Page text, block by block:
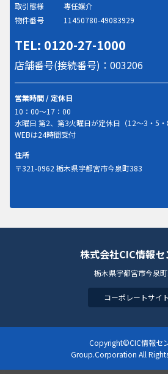
取引態様
専任媒介
物件番号
11450780-49083929
TEL: 0120-27-1000
店舗番号(接続番号)：003206
営業時間 / 定休日
10：00～17：00
水曜日 第2、第3火曜日が定休日（12～3・5・
WEBは24時間受付
住所
〒321-0962 栃木県宇都宮市今泉町383
株式会社CIC情報セ
栃木県宇都宮市今泉
コーポレートサイト
Copyright©CIC情報セ
Group.Corporation All